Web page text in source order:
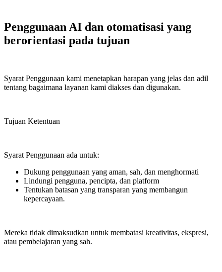
Penggunaan AI dan otomatisasi yang
berorientasi pada tujuan
Syarat Penggunaan kami menetapkan harapan yang jelas dan adil
tentang bagaimana layanan kami diakses dan digunakan.
Tujuan Ketentuan
Syarat Penggunaan ada untuk:
Dukung penggunaan yang aman, sah, dan menghormati
Lindungi pengguna, pencipta, dan platform
Tentukan batasan yang transparan yang membangun
kepercayaan.
Mereka tidak dimaksudkan untuk membatasi kreativitas, ekspresi,
atau pembelajaran yang sah.